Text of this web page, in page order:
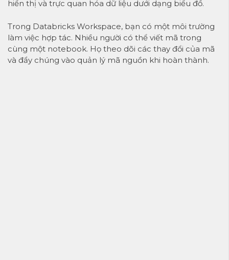
hiển thị và trực quan hóa dữ liệu dưới dạng biểu đồ.
Trong Databricks Workspace, bạn có một môi trường
làm việc hợp tác. Nhiều người có thể viết mã trong
cùng một notebook. Họ theo dõi các thay đổi của mã
và đẩy chúng vào quản lý mã nguồn khi hoàn thành.